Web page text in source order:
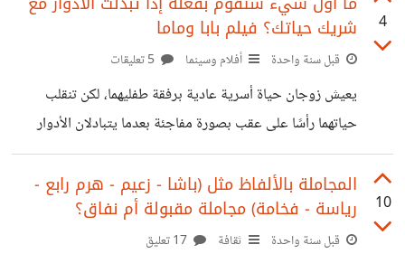
سيطرة وهيمنة الذكاء الاصطناعي وتدميره للأنسان نظراً لأن
الذكاء الاصطناعي عندما يمتلك الوعي سيشعر بأن الأنسان هو
تهديد لوجوده، وبالإسقاط على الواقع الحالي أظن أن الذكاء
الاصطناعي قد لا يحتاج لسيناريوهات معقدة للقضاء على البشر
4 شريك حياتك؟ فيلم بابا وماما
قبل سنة واحدة أفلام وسينما
يعيش زوجان حياة أسرية عادية برفقة طفليهما، لكن تنقلب
حياتهما رأسًا على عقب بصورة مفاجئة بعدما يتبادلان الأدوار
الجسدية، حيث تتحول الزوجة إلى رجل ويتحول الزوج إلى
امرأة، ويقعان بسبب ذلك في العديد من المواقف الطريفة
والمفارقات الكوميدية، ويكتشفان جوانب مختلفة حول علاقتهما
الزوجية ودور كل منهما فيها، بينما يحاولان إيجاد طريقة لإعادة
10
المجاملة بالألفاظ مثل (باشا - زعيم - هرم رابع -
رياسة - فخامة) مجاملة مقبولة أم نفاق؟
قبل سنة واحدة ثقافة